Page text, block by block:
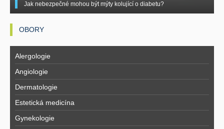
Jak nebezpečné mohou být mýty kolující o diabetu?
OBORY
Alergologie
Angiologie
Dermatologie
Estetická medicína
Gynekologie